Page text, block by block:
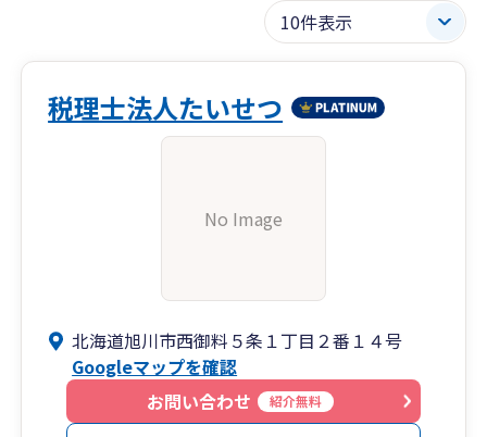
税理士法人たいせつ
No Image
北海道旭川市西御料５条１丁目２番１４号
Googleマップを確認
お問い合わせ
紹介無料